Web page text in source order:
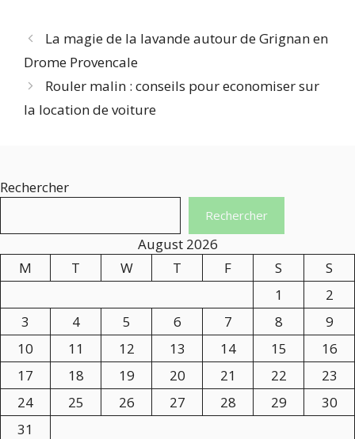
La magie de la lavande autour de Grignan en
Drome Provencale
Rouler malin : conseils pour economiser sur
la location de voiture
Rechercher
Rechercher
August 2026
M
T W T F S
S
1
2
3
4 5 6 7 8
9
10
11 12 13 14 15
16
17
18 19 20 21 22
23
24
25 26 27 28 29
30
31